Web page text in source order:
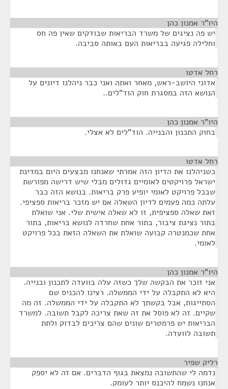
היו"ר אמנון כהן
יש פה נציגים של משרד הבריאות שבודקים שאין פה חס
וחלילה פגיעה בבריאות העם באותה סביבה.
רחל אדטו
אדוני היושב-ראש, מאחר ואתה ואני כבר ניהלנו דיונים על
הנושא הזה במסגרת חוק הוד"לים..
היו"ר אמנון כהן
בחוק התכנון והבנייה. הוד"לים לא אצלי.
רחל אדטו
כשניהלנו את הדיון הזה אמרתי שאנחנו מבצעים היום במדינת
ישראל פרויקטים לאומיים גדולים מבלי שיש דרישה מפורשת
שבכל פרויקט לאומי יופיע פרק בריאות. בנושא הזה כבר
עלתה כמה פעמים לדיון השאלה אם יש מזכר בריאות ספציפי.
זאת שאלה ספציפית, זו לא שאלה אישית שלי. אני שואלת
בתור נציגת ציבור, בתור אחת שחרדה לנושא בריאות, בתור
אחת שכמנטרה קבועה שואלת את השאלה הזאת בכל פרויקט
לאומי.
היו"ר אמנון כהן
אני זוכר את הבקשה שלך כשזה עלה בוועדה לתכנון ובנייה.
היא לא התקבלה על ידי הממשלה. רצינו להכניס שם
הסתייגות, אבל בקשתך לא התקבלה על ידי הממשלה. זה מה
שקיים. זה לא פוסל את זה שאת צריכה לקבל תשובה. למשרד
הבריאות יש פרמטרים שונים שהם צריכים לבדוק ולתת
תשובה לוועדה.
רליק שפיר
נדמה לי שהתשובה נמצאת בגוף הדברים. אם זה לא יספק
אנחנו נשמח להיכנס יותר לעומק.